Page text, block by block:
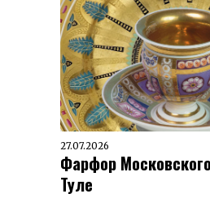
27.07.2026
Фарфор
Туле